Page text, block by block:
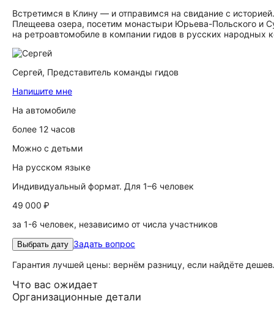
Встретимся в Клину — и отправимся на свидание с
Плещеева озера, посетим монастыри Юрьева-Польского и
на ретроавтомобиле в компании гидов в русских народных
Сергей, Представитель команды гидов
Напишите мне
На автомобиле
более 12 часов
Можно с детьми
На русском языке
Индивидуальный формат. Для 1–6 человек
49 000 ₽
за 1-6 человек, независимо от числа участников
Выбрать дату Задать вопрос
Гарантия лучшей цены: вернём разницу, если найдёте
Что вас ожидает
Организационные детали